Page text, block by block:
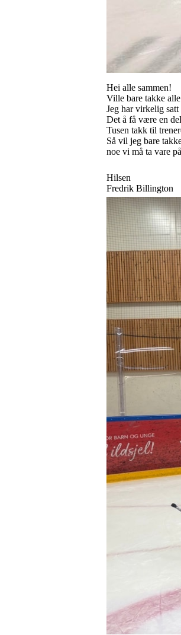
Hei alle sammen!
Ville bare takke
Jeg har virkelig
Det å få være en
Tusen takk til
Så vil jeg bare
noe vi må ta vare på
Hilsen
Fredrik Billington